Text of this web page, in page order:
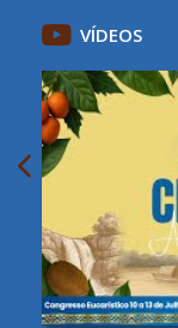
VÍDEOS